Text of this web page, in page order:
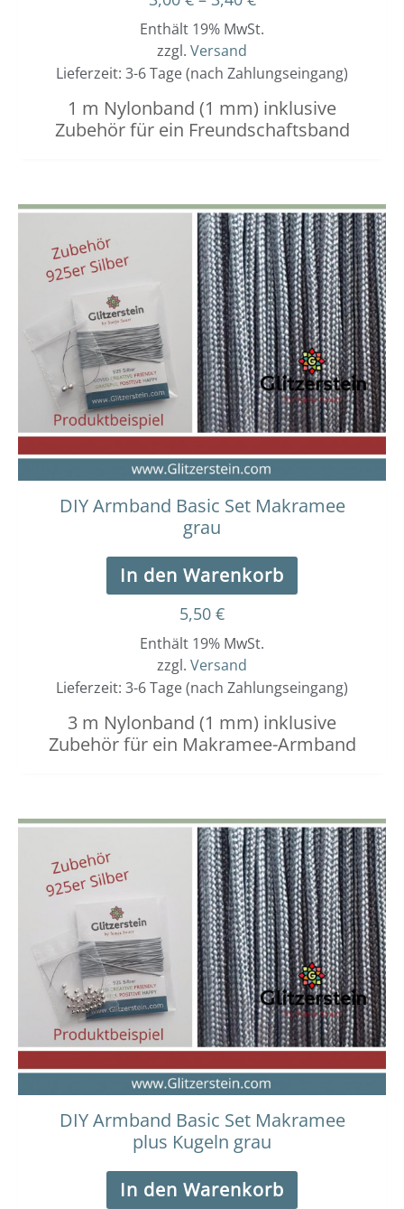
Enthält 19% MwSt.
zzgl. Versand
Lieferzeit: 3-6 Tage (nach Zahlungseingang)
1 m Nylonband (1 mm) inklusive
Zubehör für ein Freundschaftsband
DIY Armband Basic Set Makramee
grau
In den Warenkorb
5,50 €
Enthält 19% MwSt.
zzgl. Versand
Lieferzeit: 3-6 Tage (nach Zahlungseingang)
3 m Nylonband (1 mm) inklusive
Zubehör für ein Makramee-Armband
DIY Armband Basic Set Makramee
plus Kugeln grau
In den Warenkorb